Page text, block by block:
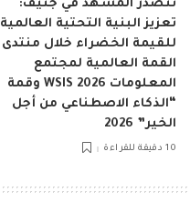
تتصدر المشهد في جنيف:
تعزيز البنية التحتية العالمية
للقيمة الخضراء خلال منتدى
القمة العالمية لمجتمع
المعلومات WSIS 2026 وقمة
“الذكاء الاصطناعي من أجل
الخير” 2026
10 دقيقة للقراءة